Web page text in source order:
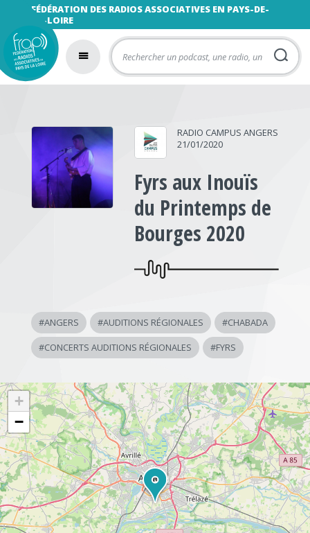
FÉDÉRATION DES RADIOS ASSOCIATIVES EN PAYS-DE-
LA-LOIRE
RADIO CAMPUS ANGERS
21/01/2020
Fyrs aux Inouïs
du Printemps de
Bourges 2020
#ANGERS #AUDITIONS RÉGIONALES #CHABADA
#CONCERTS AUDITIONS RÉGIONALES #FYRS
+
−